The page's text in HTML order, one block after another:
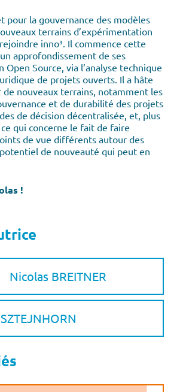
pour la gouvernance des modèles
terrains d’expérimentation
inno³. Il commence cette
approfondissement de ses
Open Source, via l’analyse technique
de projets ouverts. Il a hâte
de nouveaux terrains, notamment les
et de durabilité des projets
de décision décentralisée, et, plus
qui concerne le fait de faire
de vue différents autour des
de nouveauté qui peut en
!
Nicolas BREITNER